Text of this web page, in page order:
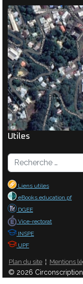
Utiles
Rechercher
Liens utiles
eBooks.education.pf
DGEE
Vice-rectorat
INSPE
UPF
Plan du site ¦ Mentions
© 2026